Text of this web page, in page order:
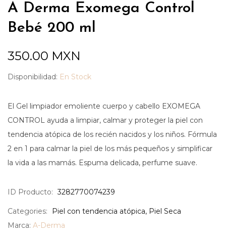
A Derma Exomega Control
Bebé 200 ml
350.00 MXN
Disponibilidad: En Stock
El Gel limpiador emoliente cuerpo y cabello EXOMEGA
CONTROL ayuda a limpiar, calmar y proteger la piel con
tendencia atópica de los recién nacidos y los niños. Fórmula
2 en 1 para calmar la piel de los más pequeños y simplificar
la vida a las mamás. Espuma delicada, perfume suave.
ID Producto: 3282770074239
Categories: Piel con tendencia atópica, Piel Seca
Marca: A-Derma